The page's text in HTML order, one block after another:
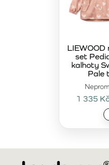
LIEWOOD
set
kalhoty
Pale
1 335 Kč